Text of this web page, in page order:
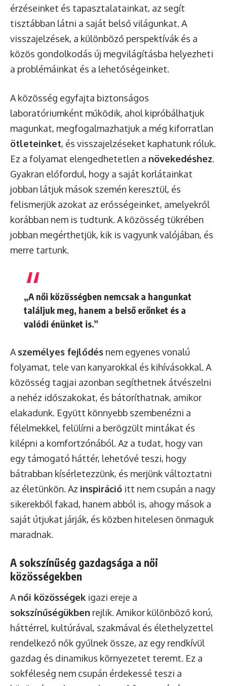
érzéseinket és tapasztalatainkat, az segít
tisztábban látni a saját belső világunkat. A
visszajelzések, a különböző perspektívák és a
közös gondolkodás új megvilágításba helyezheti
a problémáinkat és a lehetőségeinket.
A közösség egyfajta biztonságos
laboratóriumként működik, ahol kipróbálhatjuk
magunkat, megfogalmazhatjuk a még kiforratlan
ötleteinket, és visszajelzéseket kaphatunk róluk.
Ez a folyamat elengedhetetlen a növekedéshez.
Gyakran előfordul, hogy a saját korlátainkat
jobban látjuk mások szemén keresztül, és
felismerjük azokat az erősségeinket, amelyekről
korábban nem is tudtunk. A közösség tükrében
jobban megérthetjük, kik is vagyunk valójában, és
merre tartunk.
„A női közösségben nemcsak a hangunkat
találjuk meg, hanem a belső erőnket és a
valódi énünket is.”
A személyes fejlődés nem egyenes vonalú
folyamat, tele van kanyarokkal és kihívásokkal. A
közösség tagjai azonban segíthetnek átvészelni
a nehéz időszakokat, és bátoríthatnak, amikor
elakadunk. Együtt könnyebb szembenézni a
félelmekkel, felülírni a berögzült mintákat és
kilépni a komfortzónából. Az a tudat, hogy van
egy támogató háttér, lehetővé teszi, hogy
bátrabban kísérletezzünk, és merjünk változtatni
az életünkön. Az inspiráció itt nem csupán a nagy
sikerekből fakad, hanem abból is, ahogy mások a
saját útjukat járják, és közben hitelesen önmaguk
maradnak.
A sokszínűség gazdagsága a női
közösségekben
A női közösségek igazi ereje a
sokszínűségükben rejlik. Amikor különböző korú,
háttérrel, kultúrával, szakmával és élethelyzettel
rendelkező nők gyűlnek össze, az egy rendkívül
gazdag és dinamikus környezetet teremt. Ez a
sokféleség nem csupán érdekessé teszi a